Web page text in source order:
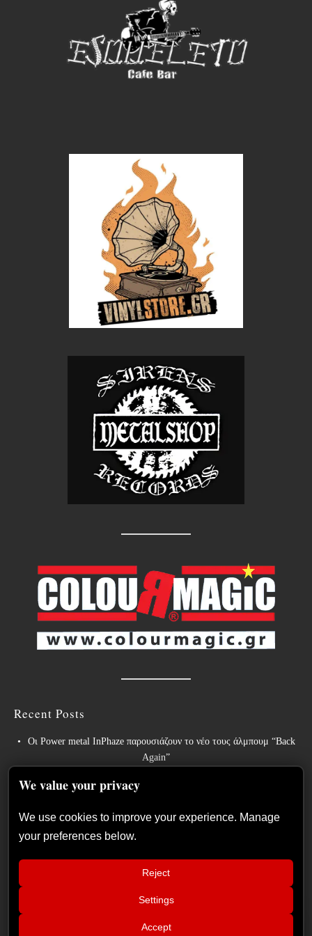
Recent Posts
Οι Power metal InPhaze παρουσιάζουν το νέο τους άλμπουμ “Back
Again”
Οι BELPHEGOR ολοκληρώνουν τις εργασίες για το 13ο στούντιο
Οι θρύλοι του heavy metal ACCEPT κυκλοφορούν την
επανηχογραφημένη εκδοχή του «Save Us».
Sleep: Ανακοινώνουν το νέο άλμπουμ “Hempispheres” – Ακούστε το
νέο single “The Morrisist”
Η Κύπρος συνεχίζει να αφήνει το αποτύπωμά της, στα μεγαλύτερα
We value your privacy
We use cookies to improve your experience. Manage
your preferences below.
Reject
Settings
Accept
(Sweden) Τετάρτη 7 Οκτωβρίου 2026